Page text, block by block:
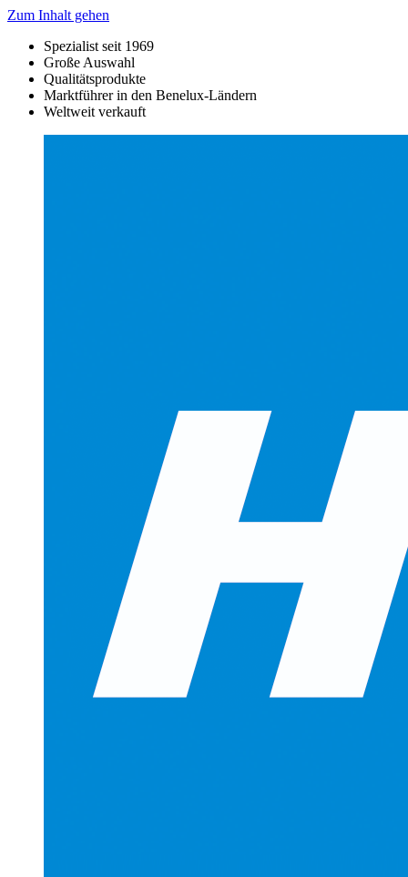
Zum Inhalt gehen
Spezialist seit 1969
Große Auswahl
Qualitätsprodukte
Marktführer in den Benelux-Ländern
Weltweit verkauft